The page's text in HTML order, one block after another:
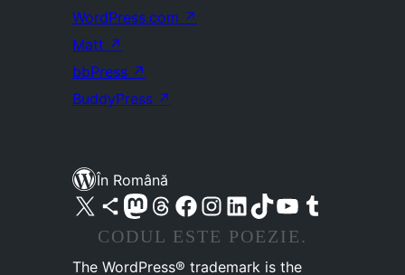
WordPress.com ↗
Matt ↗
bbPress ↗
BuddyPress ↗
În Română
Mergi la contul nostru X (fost Twitter)
Vizitează contul nostru Bluesky
Vizitează contul nostru Mastodon
Vizitează contul nostru Threads
Vizitează pagina noastră Facebook
Vizitează-ne pe Instagram
Vizitează-ne pe LinkedIn
Vizitează contul nostru TikTok
Vizitează canalul nostru YouTube
Vizitează contul nostru Tumblr
CODUL ESTE POEZIE.
The WordPress® trademark is the